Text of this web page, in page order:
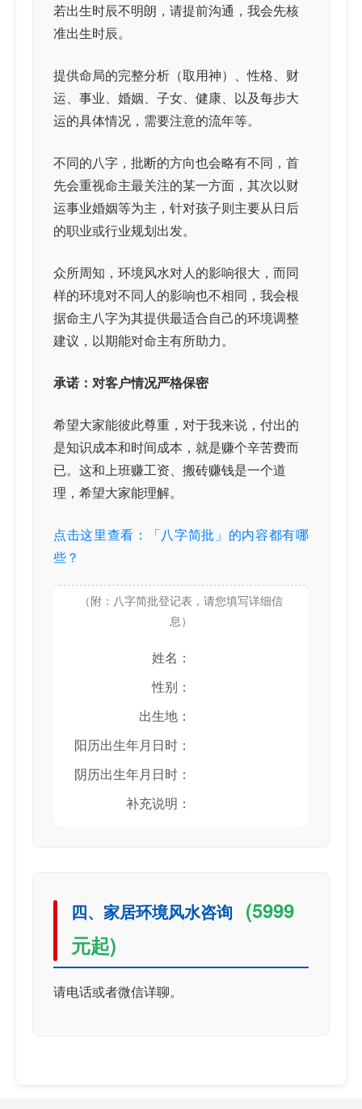
若出生时辰不明朗，请提前沟通，我会先核
准出生时辰。
提供命局的完整分析（取用神）、性格、财
运、事业、婚姻、子女、健康、以及每步大
运的具体情况，需要注意的流年等。
不同的八字，批断的方向也会略有不同，首
先会重视命主最关注的某一方面，其次以财
运事业婚姻等为主，针对孩子则主要从日后
的职业或行业规划出发。
众所周知，环境风水对人的影响很大，而同
样的环境对不同人的影响也不相同，我会根
据命主八字为其提供最适合自己的环境调整
建议，以期能对命主有所助力。
承诺：对客户情况严格保密
希望大家能彼此尊重，对于我来说，付出的
是知识成本和时间成本，就是赚个辛苦费而
已。这和上班赚工资、搬砖赚钱是一个道
理，希望大家能理解。
点击这里查看：「八字简批」的内容都有哪
些？
（附：八字简批登记表，请您填写详细信
息）
姓名：
性别：
出生地：
阳历出生年月日时：
阴历出生年月日时：
补充说明：
四、家居环境风水咨询
(5999
元起)
请电话或者微信详聊。